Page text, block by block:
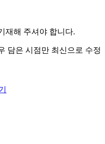
재해 주셔야 합니다.
담은 시점만 최신으로 수정